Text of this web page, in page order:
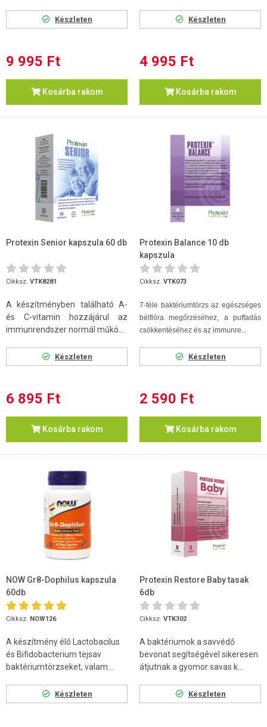
Készleten
9 995 Ft
Kosárba rakom
Készleten
4 995 Ft
Kosárba rakom
Protexin Senior kapszula 60 db
Cikksz. VTK8281
A készítményben található A-
és C-vitamin hozzájárul az
immunrendszer normál műkö...
Készleten
6 895 Ft
Kosárba rakom
Protexin Balance 10 db
kapszula
Cikksz. VTK073
7-féle baktériumtörzs az egészséges
bélflóra megőrzéséhez, a puffadás
csökkentéséhez és az immunre...
Készleten
2 590 Ft
Kosárba rakom
NOW Gr8-Dophilus kapszula
60db
Cikksz. NOW126
A készítmény élő Lactobacilus
és Bifidobacterium tejsav
baktériumtörzseket, valam...
Készleten
Protexin Restore Baby tasak
6db
Cikksz. VTK302
A baktériumok a savvédő
bevonat segítségével sikeresen
átjutnak a gyomor savas k...
Készleten